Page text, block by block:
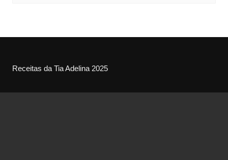
Receitas da Tia Adelina 2025